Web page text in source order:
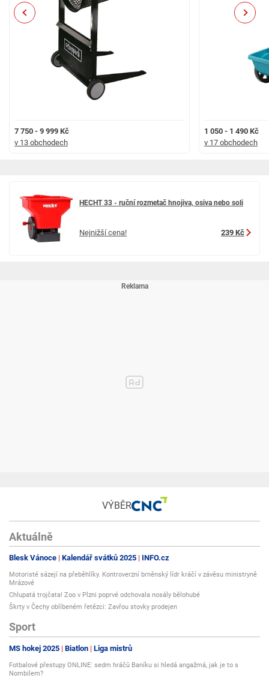
7 750 - 9 999 Kč
v 13 obchodech
1 050 - 1 490 Kč
v 17 obchodech
Previous Next
HECHT 33 - ruční rozmetač hnojiva, osiva nebo soli
Nejnižší cena! 239 Kč
VÝBĚR
Aktuálně
Blesk Vánoce Kalendář svátků 2025 INFO.cz
Motoristé sázejí na přeběhlíky. Kontroverzní brněnský lídr kráčí v závěsu ministryně
Mrázové
Chlupatá trojčata! Zoo v Plzni poprvé odchovala nosály bělohubé
Škrty v Čechy oblíbeném řetězci: Zavřou stovky prodejen
Sport
MS hokej 2025 Biatlon Liga mistrů
Fotbalové přestupy ONLINE: sedm hráčů Baníku si hledá angažmá, jak je to s
Nombilem?